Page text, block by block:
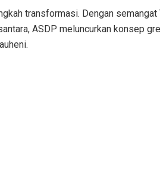
transformasi. Dengan
ASDP meluncurkan konsep